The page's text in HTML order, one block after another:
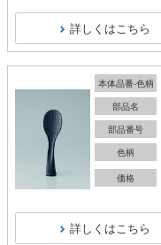
詳しくはこちら
本体品番-色柄
部品名
部品番号
色柄
価格
詳しくはこちら